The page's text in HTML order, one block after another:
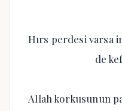
Hırs perdesi varsa
de
Allah korkusunun